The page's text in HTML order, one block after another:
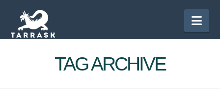
TAG ARCHIVE